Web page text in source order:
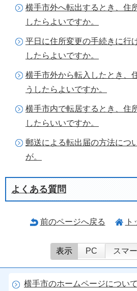
横手市外へ転出するとき、住
したらよいですか。
平日に住所変更の手続きに行
したらよいですか。
横手市外から転入したとき、
うしたらよいですか。
横手市内で転居するとき、住
したらいいですか。
郵送による転出届の方法につ
が。
よくある質問
前のページへ戻る
表示 PC スマ
横手市のホームページについて